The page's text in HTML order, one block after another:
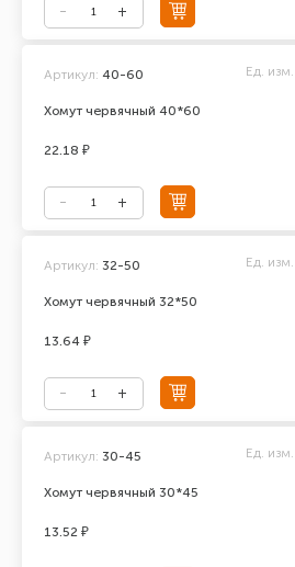
Хомут червячный 40*60
Артикул: 40-60 Ед. изм.
22.18 ₽
Хомут червячный 32*50
Артикул: 32-50 Ед. изм.
13.64 ₽
Хомут червячный 30*45
Артикул: 30-45 Ед. изм.
13.52 ₽